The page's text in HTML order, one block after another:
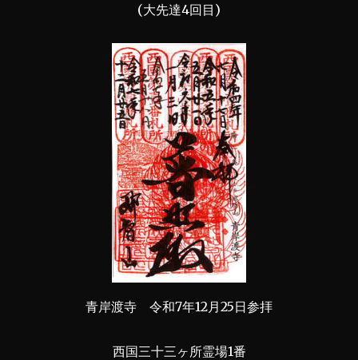
(大先達4回目)
青岸渡寺 令和7年12月25日参拝
西国三十三ヶ所霊場1番